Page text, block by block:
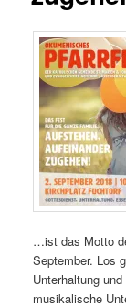
…ist das Motto
September. Los
Unterhaltung
musikalische